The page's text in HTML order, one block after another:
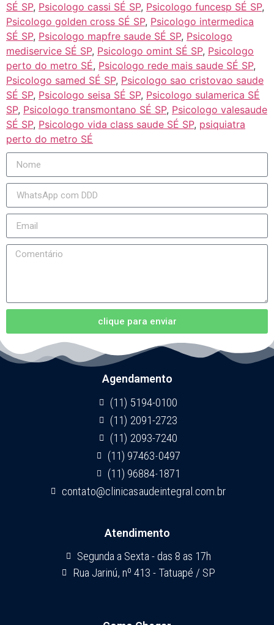
SÉ SP, Psicologo cassi SÉ SP, Psicologo funcesp SÉ SP,
Psicologo golden cross SÉ SP, Psicologo intermedica
SÉ SP, Psicologo mapfre saude SÉ SP, Psicologo
mediservice SÉ SP, Psicologo omint SÉ SP, Psicologo
perto do metro SÉ, Psicologo rede mais saude SÉ SP,
Psicologo samed SÉ SP, Psicologo sao cristovao saude
SÉ SP, Psicologo seisa SÉ SP, Psicologo sulamerica SÉ
SP, Psicologo transmontano SÉ SP, Psicologo valesaude
SÉ SP, Psicologo vida class saude SÉ SP, psiquiatra
perto do metro SÉ
clique para enviar
Agendamento
(11) 5194-0100
(11) 2091-2723
(11) 2093-7240
(11) 97463-0497
(11) 96884-1871
contato@clinicasaudeintegral.com.br
Atendimento
Segunda a Sexta - das 8 as 17h
Rua Jarinú, nº 413 - Tatuapé / SP